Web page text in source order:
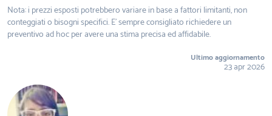
Nota: i prezzi esposti potrebbero variare in base a fattori limitanti, non
conteggiati o bisogni specifici. E' sempre consigliato richiedere un
preventivo ad hoc per avere una stima precisa ed affidabile.
Ultimo aggiornamento
23 apr 2026